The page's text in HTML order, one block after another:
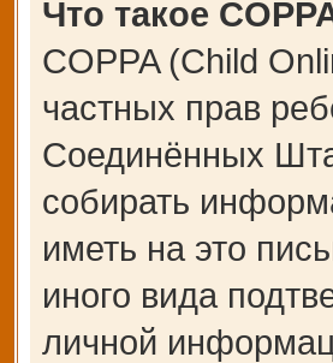
Что такое
COPPA (Child
частных прав
Соединённых
собирать
иметь на это
иного вида
личной